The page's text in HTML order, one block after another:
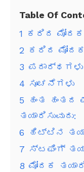
Table Of
1 ಕರಿದ ಮೋದಕ
2 ಕರಿದ ಮೋದಕ
3 ಪದಾರ್ಥಗಳು
4 ಸೂಚನೆಗಳು
5
ಹಂತ ಹಂತದ
ತಯಾರಿಸುವುದು:
6
ಹಿಟ್ಟಿನ
7 ಸ್ಟಫಿಂಗ್
8 ಮೋದಕ